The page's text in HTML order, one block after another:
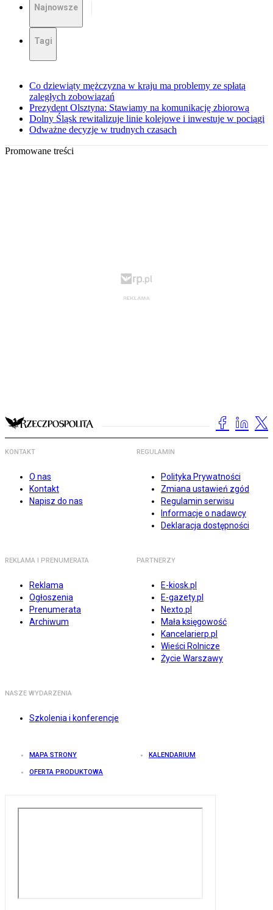
Najnowsze
Tagi
Co dziewiąty mężczyzna w kraju ma problemy ze spłatą
zaległych zobowiązań
Prezydent Olsztyna: Stawiamy na komunikację zbiorową
Dolny Śląsk rewitalizuje linie kolejowe i inwestuje w pociągi
Odważne decyzje w trudnych czasach
Promowane treści
KONTAKT
O nas
Kontakt
Napisz do nas
REGULAMIN
Polityka Prywatności
Zmiana ustawień zgód
Regulamin serwisu
Informacje o nadawcy
Deklaracja dostępności
REKLAMA I PRENUMERATA
Reklama
Ogłoszenia
Prenumerata
Archiwum
PARTNERZY
E-kiosk.pl
E-gazety.pl
Nexto.pl
Mała księgowość
Kancelarierp.pl
Wieści Rolnicze
Życie Warszawy
NASZE WYDARZENIA
Szkolenia i konferencje
MAPA STRONY KALENDARIUM
OFERTA PRODUKTOWA